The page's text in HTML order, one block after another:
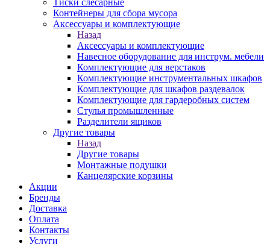
Тиски слесарные
Контейнеры для сбора мусора
Аксессуары и комплектующие
Назад
Аксессуары и комплектующие
Навесное оборудование для инструм. мебели
Комплектующие для верстаков
Комплектующие инструментальных шкафов
Комплектующие для шкафов раздевалок
Комплектующие для гардеробных систем
Стулья промышленные
Разделители ящиков
Другие товары
Назад
Другие товары
Монтажные подушки
Канцелярские корзины
Акции
Бренды
Доставка
Оплата
Контакты
Услуги